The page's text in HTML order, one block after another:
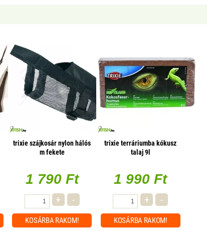
trixie szájkosár nylon hálós
m fekete
1 790 Ft
+ -
KOSÁRBA RAKOM!
trixie terráriumba kókusz
talaj 9l
1 990 Ft
+ -
KOSÁRBA RAKOM!